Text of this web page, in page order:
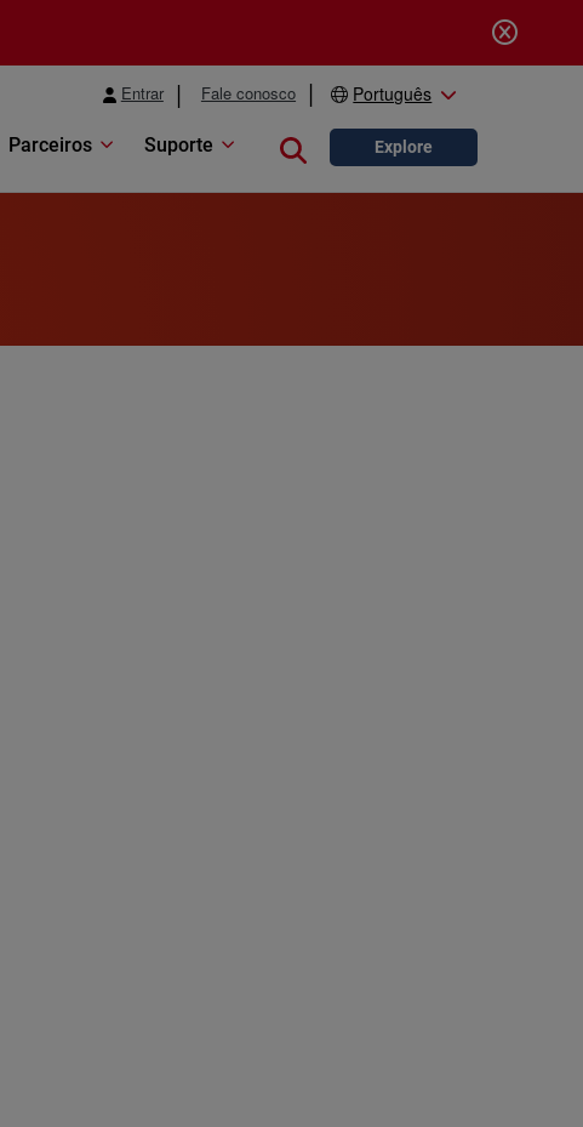
Entrar Fale conosco Português
Parceiros Suporte Close search
Explore